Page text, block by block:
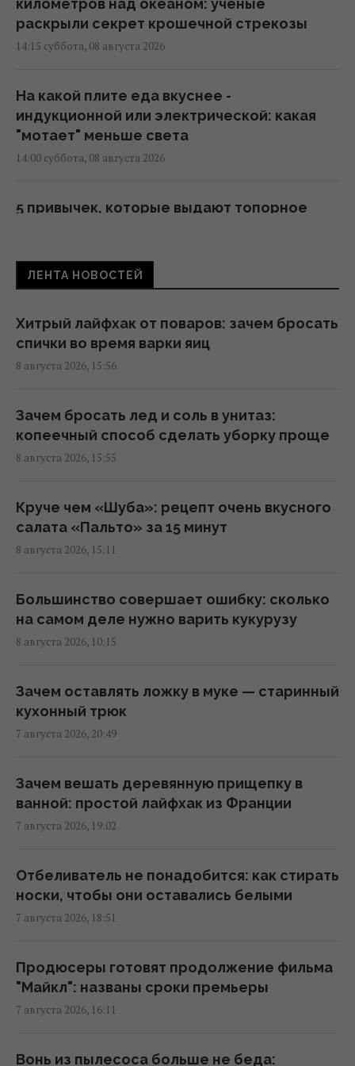
раскрыли секрет крошечной стрекозы
14:15 суббота, 08 августа 2026
На какой плите еда вкуснее -
индукционной или электрической: какая
"мотает" меньше света
14:00 суббота, 08 августа 2026
5 привычек, которые выдают топорное
по дому: ветеринары объяснили такое
странное поведение
13:53 суббота, 08 августа 2026
Зачем опрыскивать входную дверь
уксусом: ответ опытных хозяек
13:00 суббота, 08 августа 2026
Всего 6 штук в день: ученые назвали
сухофрукт, который может удивить своей
пользой
Ротару не смирилась с пенсией в 6 тысяч
гривень и пошла в суд
Зачем опытные хозяйки кладут фольгу в
холодильник: простой домашний лайфхак
Школа, церковь, бар и 44 дома: пара из
США купила целую деревню в Испании за
Кто должен оплачивать семейный отпуск:
Для чего нужна каждая сторона терки: о
ЛЕНТА НОВОСТЕЙ
Хитрый лайфхак от поваров: зачем бросать
спички во время варки яиц
8 августа 2026, 15:56
Зачем бросать лед и соль в унитаз:
копеечный способ сделать уборку проще
8 августа 2026, 15:55
Круче чем «Шуба»: рецепт очень вкусного
салата «Пальто» за 15 минут
8 августа 2026, 15:11
Большинство совершает ошибку: сколько
на самом деле нужно варить кукурузу
8 августа 2026, 10:15
Зачем оставлять ложку в муке — старинный
кухонный трюк
7 августа 2026, 20:49
Зачем вешать деревянную прищепку в
ванной: простой лайфхак из Франции
7 августа 2026, 19:02
Отбеливатель не понадобится: как стирать
носки, чтобы они оставались белыми
7 августа 2026, 18:51
Продюсеры готовят продолжение фильма
"Майкл": названы сроки премьеры
7 августа 2026, 16:11
Вонь из пылесоса больше не беда: